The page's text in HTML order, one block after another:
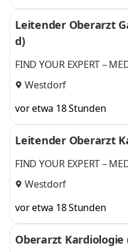
Leitender Oberarzt
d)
FIND YOUR EXPERT –
Westdorf
vor etwa 18 Stunden
Leitender Oberarzt
FIND YOUR EXPERT –
Westdorf
vor etwa 18 Stunden
Oberarzt